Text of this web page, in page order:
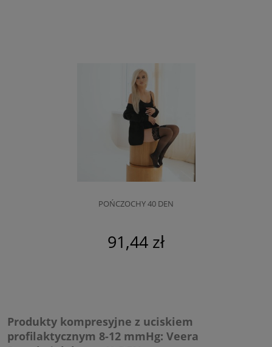
POŃCZOCHY 40 DEN
91,44 zł
Produkty kompresyjne z uciskiem
profilaktycznym 8-12 mmHg: Veera